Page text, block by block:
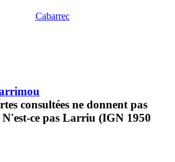
Cabarrec
consultées ne donnent pas
ce pas Larriu (IGN 1950